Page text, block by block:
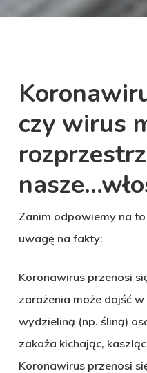
czy wirus
Zanim odpowiemy na
uwagę na fakty:
Koronawirus przenosi
zarażenia może dojść
wydzieliną (np. śliną)
zakaża kichając,
Koronawirus przenosi